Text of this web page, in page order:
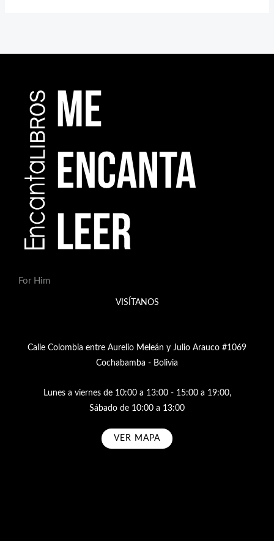
For Him
VISÍTANOS
Calle Colombia entre Aurelio Meleán y Julio Arauco #1069
Cochabamba - Bolivia
Lunes a viernes de 10:00 a 13:00 - 15:00 a 19:00,
Sábado de 10:00 a 13:00
VER MAPA